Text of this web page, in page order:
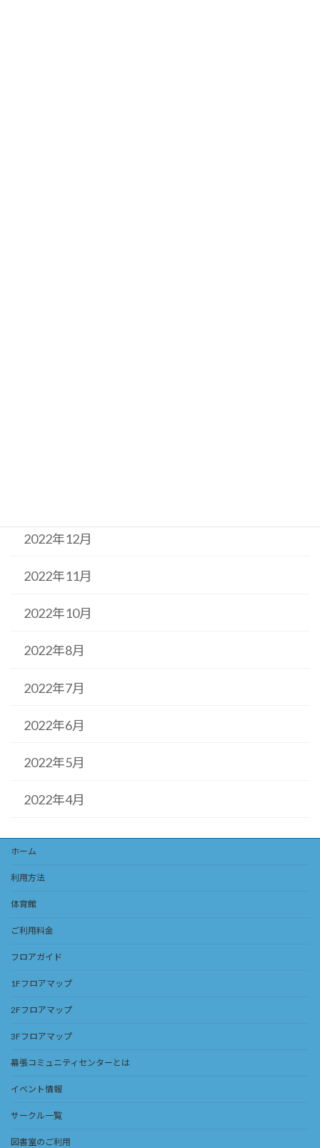
2022年12月
2022年11月
2022年10月
2022年8月
2022年7月
2022年6月
2022年5月
2022年4月
ホーム
利用方法
体育館
ご利用料金
フロアガイド
1Fフロアマップ
2Fフロアマップ
3Fフロアマップ
幕張コミュニティセンターとは
イベント情報
サークル一覧
図書室のご利用